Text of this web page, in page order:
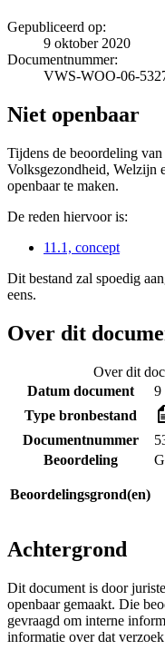
Gepubliceerd op:
9 oktober 2020
Documentnummer:
VWS-WOO-06-
Niet openbaar
Tijdens de beoordeling
Volksgezondheid, Welzijn
openbaar te maken.
De reden hiervoor is:
11.1, concept
Dit bestand zal spoedig
eens.
Over dit
Over dit
Datum document
9
Type bronbestand
Documentnummer
Beoordeling
Beoordelingsgrond(en)
Achtergrond
Dit document is door
openbaar gemaakt. Die
gevraagd om interne
informatie over dat